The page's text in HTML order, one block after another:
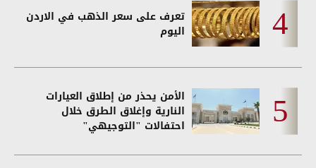
تعرف على سعر الذهب في الاردن
اليوم
الأمن يحذر من إطلاق العيارات
النارية وإغلاق الطرق خلال
احتفالات "التوجيهي"